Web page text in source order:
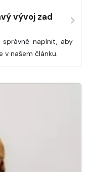
vývoj zad
naplnit, aby
v našem článku.